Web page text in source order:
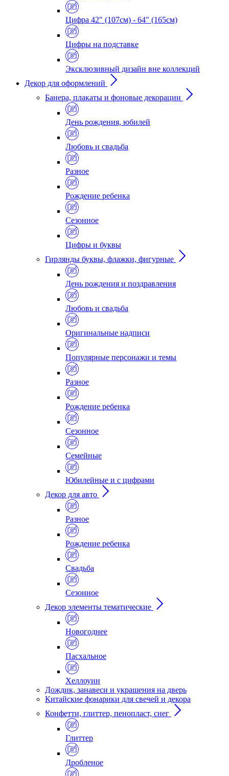
Цифра 42" (107см) - 64" (165см)
Цифры на подставке
Эксклюзивный дизайн вне коллекций
Декор для оформлений
Банера, плакаты и фоновые декорации
День рождения, юбилей
Любовь и свадьба
Разное
Рождение ребенка
Сезонное
Цифры и буквы
Гирлянды буквы, флажки, фигурные
День рождения и поздравления
Любовь и свадьба
Оригинальные надписи
Популярные персонажи и темы
Разное
Рождение ребенка
Сезонное
Семейные
Юбилейные и с цифрами
Декор для авто
Разное
Рождение ребенка
Свадьба
Сезонное
Декор элементы тематические
Новогоднее
Пасхальное
Хеллоуин
Дождик, занавеси и украшения на дверь
Китайские фонарики для свечей и декора
Конфетти, глиттер, пенопласт, снег
Глиттер
Дробленое